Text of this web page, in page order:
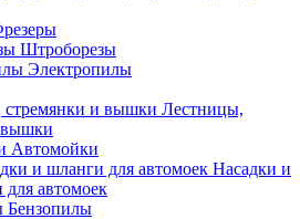
Штроборезы
Электропилы
Лестницы,
вышки
Автомойки
Насадки и
для автомоек
Бензопилы